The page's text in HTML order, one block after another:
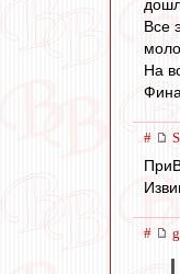
Все
На
#
#